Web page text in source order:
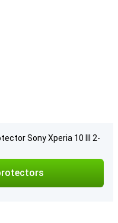
Sony Xperia 10 III 2-